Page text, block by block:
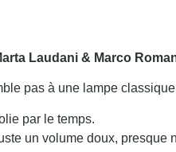
Laudani & Marco
pas à une lampe
par le temps.
un volume doux, presque